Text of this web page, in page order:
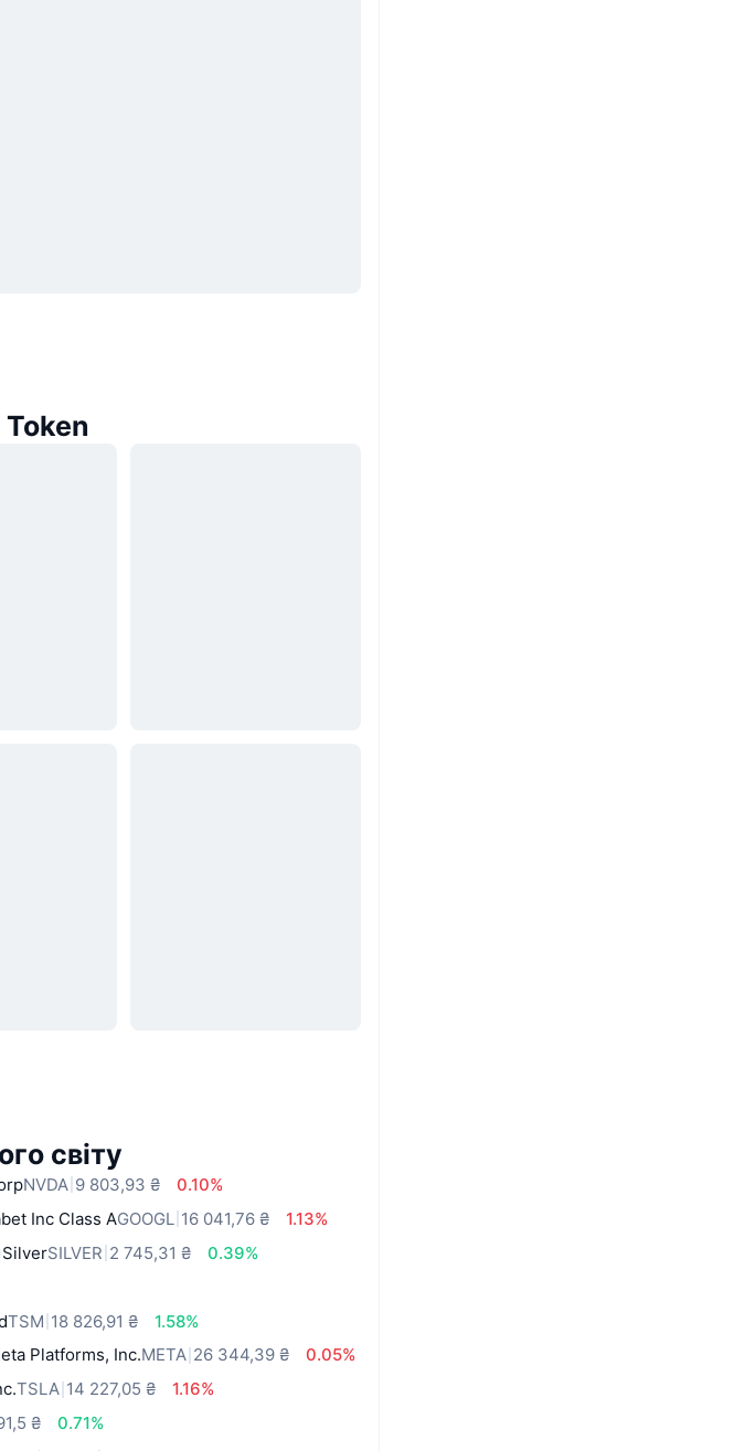
світу
NVDA 9 803,93 ₴
0.10%
Inc Class AGOOGL 16 041,76 ₴
1.13%
SilverSILVER 2 745,31 ₴
0.39%
TSM 18 826,91 ₴
1.58%
Platforms, Inc.META 26 344,39 ₴
0.05%
TSLA 14 227,05 ₴
1.16%
₴
0.71%